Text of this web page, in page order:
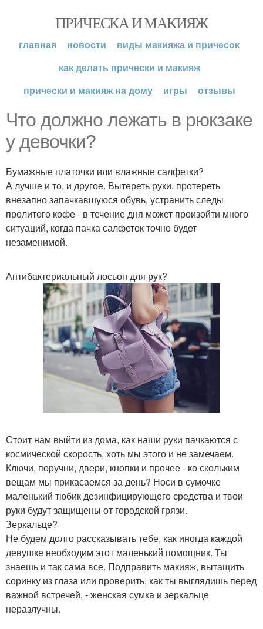
ПРИЧЕСКА И МАКИЯЖ
главная новости
виды макияжа и причесок
как делать прически и макияж
прически и макияж на дому
игры отзывы
Что должно лежать в рюкзаке
у девочки?
Бумажные платочки или влажные салфетки?
А лучше и то, и другое. Вытереть руки, протереть
внезапно запачкавшуюся обувь, устранить следы
пролитого кофе - в течение дня может произойти много
ситуаций, когда пачка салфеток точно будет
незаменимой.
Антибактериальный лосьон для рук?
Стоит нам выйти из дома, как наши руки пачкаются с
космической скорость, хоть мы этого и не замечаем.
Ключи, поручни, двери, кнопки и прочее - ко скольким
вещам мы прикасаемся за день? Носи в сумочке
маленький тюбик дезинфицирующего средства и твои
руки будут защищены от городской грязи.
Зеркальце?
Не будем долго рассказывать тебе, как иногда каждой
девушке необходим этот маленький помощник. Ты
знаешь и так сама все. Подправить макияж, вытащить
соринку из глаза или проверить, как ты выглядишь перед
важной встречей, - женская сумка и зеркальце
неразлучны.